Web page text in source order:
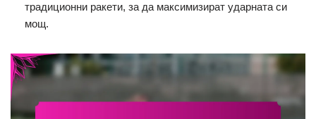
традиционни ракети, за да максимизират ударната си
мощ.